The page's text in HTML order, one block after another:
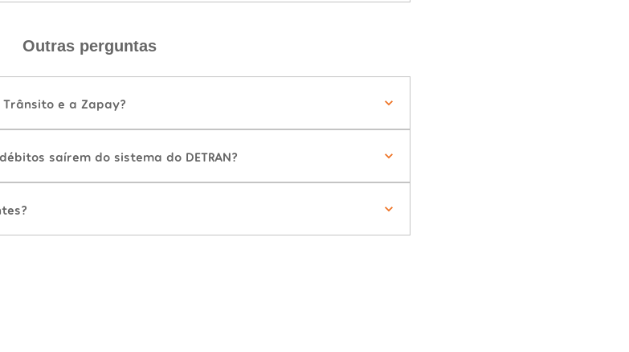
Outras perguntas
e a Zapay?
saírem do sistema do DETRAN?